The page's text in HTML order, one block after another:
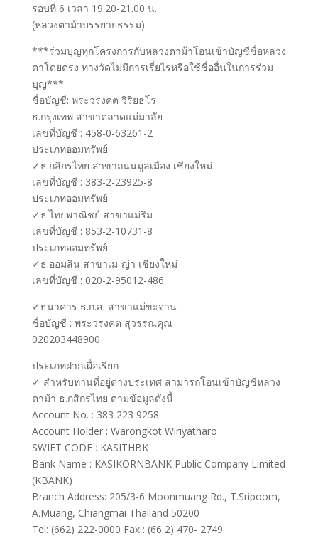
รอบที่ 6 เวลา 19.20-21.00 น.
(หลวงตาม้าบรรยายธรรม)
***ร่วมบุญทุกโครงการกับหลวงตาม้าโอนเข้าบัญชีชื่อหลวง
ตาโดยตรง ทางวัดไม่มีการเรี่ยไรหรือใช้ชื่ออื่นในการร่วม
บุญ***
ชื่อบัญชี: พระวรงคต วิริยธโร
ธ.กรุงเทพ สาขาตลาดแม่มาลัย
เลขที่บัญชี : 458-0-63261-2
ประเภทออมทรัพย์
✓ธ.กสิกรไทย สาขาถนนมูลเมือง เชียงใหม่
เลขที่บัญชี : 383-2-23925-8
ประเภทออมทรัพย์
✓ธ.ไทยพาณิชย์ สาขาแม่ริม
เลขที่บัญชี : 853-2-10731-8
ประเภทออมทรัพย์
✓ธ.ออมสิน สาขาเม-ญ่า เชียงใหม่
เลขที่บัญชี : 020-2-95012-486
✓ธนาคาร ธ.ก.ส. สาขาแม่ขะจาน
ชื่อบัญชี : พระวรงคต สุวรรณคุณ
020203448900
ประเภทฝากเผื่อเรียก
✓ สำหรับท่านที่อยู่ต่างประเทศ สามารถโอนเข้าบัญชีหลวง
ตาม้า ธ.กสิกรไทย ตามข้อมูลดังนี้
Account No. : 383 223 9258
Account Holder : Warongkot Wiriyatharo
SWIFT CODE : KASITHBK
Bank Name : KASIKORNBANK Public Company Limited
(KBANK)
Branch Address: 205/3-6 Moonmuang Rd., T.Sripoom,
A.Muang, Chiangmai Thailand 50200
Tel: (662) 222-0000 Fax : (66 2) 470- 2749